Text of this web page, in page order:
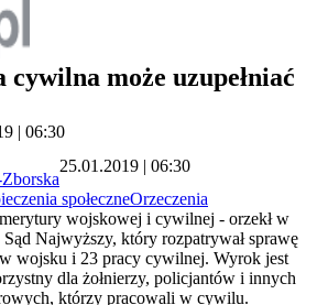
może uzupełniać
| 06:30
25.01.2019 | 06:30
społeczneOrzeczenia
wojskowej i cywilnej - orzekł w
Najwyższy, który rozpatrywał sprawę
w wojsku i 23 pracy cywilnej. Wyrok jest
dla żołnierzy, policjantów i innych
którzy pracowali w cywilu.